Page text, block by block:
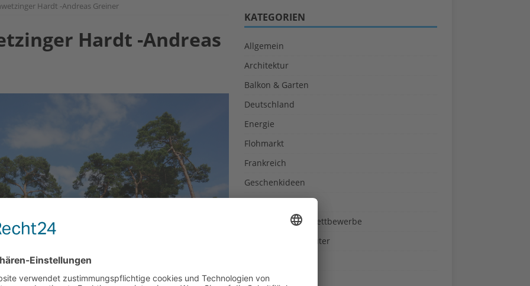
– Schnupperkurse an der Töpferscheibe in Schifferstadt
gelingt eine zukunftsfähige Landwirtschaft?
für Erdbebenhilfe in Syrien und der Türkei
ALLGEMEIN
Erntemilben) sind unterwegs: Das große
Hardt -Andreas Greiner
Hardt -Andreas
KATEGORIEN
Allgemein
Architektur
Balkon & Garten
Deutschland
Energie
Flohmarkt
Frankreich
Geschenkideen
Gewinnspiele & Wettbewerbe
Gewürze und Kräuter
Hochwasser